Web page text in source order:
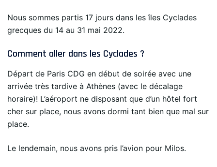
Nous sommes partis 17 jours dans les îles Cyclades
grecques du 14 au 31 mai 2022.
Comment aller dans les Cyclades ?
Départ de Paris CDG en début de soirée avec une
arrivée très tardive à Athènes (avec le décalage
horaire)! L’aéroport ne disposant que d’un hôtel fort
cher sur place, nous avons dormi tant bien que mal sur
place.
Le lendemain, nous avons pris l’avion pour Milos.